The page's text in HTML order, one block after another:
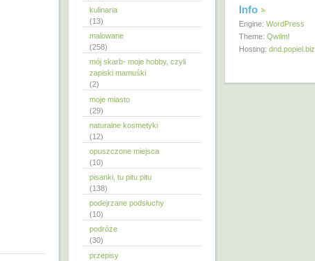
kulinaria
(13)
malowane
(258)
mój skarb- moje hobby, czyli
zapiski mamuśki
(2)
moje miasto
(29)
naturalne kosmetyki
(12)
opuszczone miejsca
(10)
pisanki, tu pitu pitu
(138)
podejrzane podsłuchy
(10)
podróże
(30)
przepisy
Info
Engine: WordPress
Theme: Qwilm!
Hosting: dnd.popiel.biz